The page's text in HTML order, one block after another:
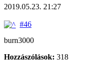
2019.05.23. 21:27
#46
burn3000
Hozzászólások: 318